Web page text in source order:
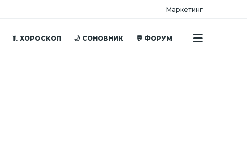
Маркетинг
♏ ХОРОСКОП 🌙 СОНОВНИК 💬 ФОРУМ